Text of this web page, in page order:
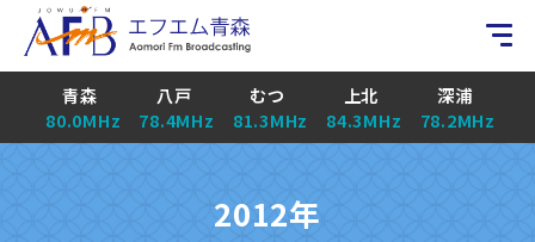
青森
80.0MHz
八戸
78.4MHz
むつ
81.3MHz
上北
84.3MHz
深浦
78.2MHz
2012年